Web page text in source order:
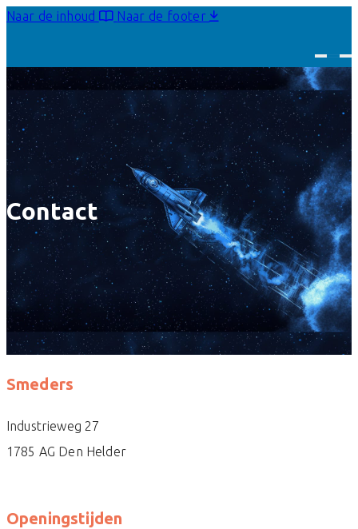
Naar de inhoud Naar de footer
Contact
Smeders
Industrieweg 27
1785 AG Den Helder
Openingstijden